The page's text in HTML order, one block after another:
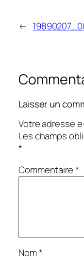
←
Laisser un
Votre adresse
Les champs
*
Commentaire*
Nom*